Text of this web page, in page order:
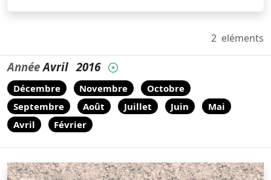
2 eléments
AnnéeAvril 2016
Décembre Novembre
Octobre
Septembre
Août Juillet Juin
Mai
Avril
Février